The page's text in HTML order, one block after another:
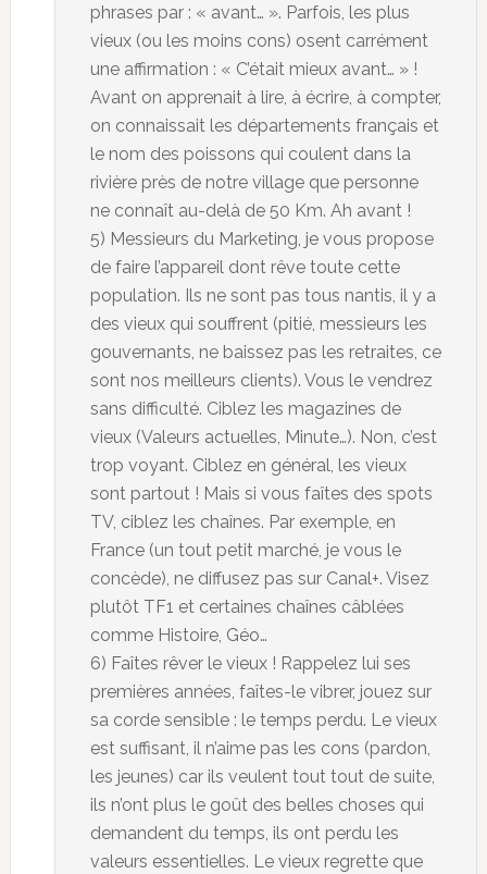
phrases par : « avant… ». Parfois, les plus
vieux (ou les moins cons) osent carrément
une affirmation : « C’était mieux avant… » !
Avant on apprenait à lire, à écrire, à compter,
on connaissait les départements français et
le nom des poissons qui coulent dans la
rivière près de notre village que personne
ne connaît au-delà de 50 Km. Ah avant !
5) Messieurs du Marketing, je vous propose
de faire l’appareil dont rêve toute cette
population. Ils ne sont pas tous nantis, il y a
des vieux qui souffrent (pitié, messieurs les
gouvernants, ne baissez pas les retraites, ce
sont nos meilleurs clients). Vous le vendrez
sans difficulté. Ciblez les magazines de
vieux (Valeurs actuelles, Minute…). Non, c’est
trop voyant. Ciblez en général, les vieux
sont partout ! Mais si vous faîtes des spots
TV, ciblez les chaînes. Par exemple, en
France (un tout petit marché, je vous le
concède), ne diffusez pas sur Canal+. Visez
plutôt TF1 et certaines chaînes câblées
comme Histoire, Géo…
6) Faîtes rêver le vieux ! Rappelez lui ses
premières années, faîtes-le vibrer, jouez sur
sa corde sensible : le temps perdu. Le vieux
est suffisant, il n’aime pas les cons (pardon,
les jeunes) car ils veulent tout tout de suite,
ils n’ont plus le goût des belles choses qui
demandent du temps, ils ont perdu les
valeurs essentielles. Le vieux regrette que